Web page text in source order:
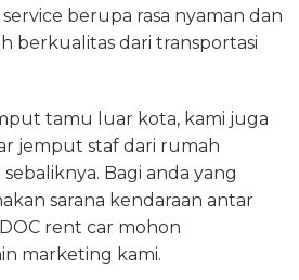
berupa rasa nyaman dan
berkualitas dari transportasi
tamu luar kota, kami juga
jemput staf dari rumah
Bagi anda yang
sarana kendaraan antar
rent car mohon
marketing kami.